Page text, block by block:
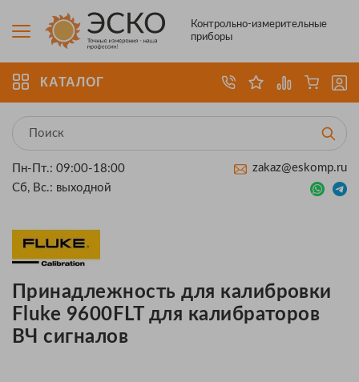
Контрольно-измерительные
приборы
КАТАЛОГ
Пн-Пт.: 09:00-18:00
Сб, Вс.: выходной
zakaz@eskomp.ru
Принадлежность для калибровки
Fluke 9600FLT для калибраторов
ВЧ сигналов